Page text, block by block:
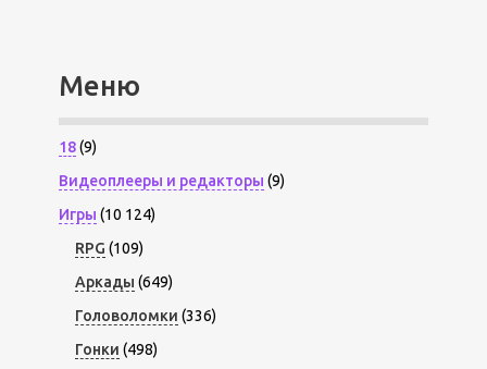
Меню
18(9)
Видеоплееры и редакторы (9)
Игры (10 124)
RPG (109)
Аркады (649)
Головоломки (336)
Гонки (498)